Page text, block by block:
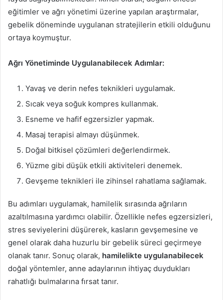
eğitimler ve ağrı yönetimi üzerine yapılan araştırmalar,
gebelik döneminde uygulanan stratejilerin etkili olduğunu
ortaya koymuştur.
Ağrı Yönetiminde Uygulanabilecek Adımlar:
Yavaş ve derin nefes teknikleri uygulamak.
Sıcak veya soğuk kompres kullanmak.
Esneme ve hafif egzersizler yapmak.
Masaj terapisi almayı düşünmek.
Doğal bitkisel çözümleri değerlendirmek.
Yüzme gibi düşük etkili aktiviteleri denemek.
Gevşeme teknikleri ile zihinsel rahatlama sağlamak.
Bu adımları uygulamak, hamilelik sırasında ağrıların
azaltılmasına yardımcı olabilir. Özellikle nefes egzersizleri,
stres seviyelerini düşürerek, kasların gevşemesine ve
genel olarak daha huzurlu bir gebelik süreci geçirmeye
olanak tanır. Sonuç olarak, hamilelikte uygulanabilecek
doğal yöntemler, anne adaylarının ihtiyaç duydukları
rahatlığı bulmalarına fırsat tanır.